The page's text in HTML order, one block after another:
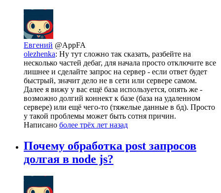
Евгений @AppFA
olezhenka: Ну тут сложно так сказать, разбейте на
несколько частей дебаг, для начала просто отключите все
лишнее и сделайте запрос на сервер - если ответ будет
быстрый, значит дело не в сети или сервере самом.
Далее я вижу у вас ещё база используется, опять же -
возможно долгий коннект к базе (база на удаленном
сервере) или ещё чего-то (тяжелые данные в бд). Просто
у такой проблемы может быть сотня причин.
Написано более трёх лет назад
Почему обработка post запросов
долгая в node js?